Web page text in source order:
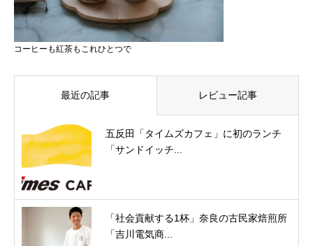
コーヒーも紅茶もこれひとつで
最近の記事 レビュー記事
五反田「タイムズカフェ」に初のランチ
「サンドイッチ...
「社会貢献する1杯」奈良の古民家焙煎所
「吉川電気商...